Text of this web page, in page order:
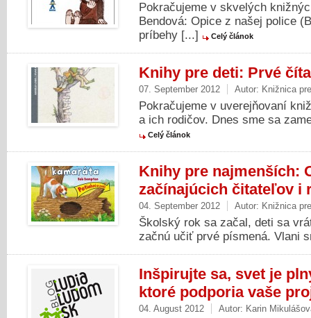
Pokračujeme v skvelých
Bendová: Opice z našej police
príbehy [...]
Celý článok
Knihy pre deti: Prvé
07. September 2012 Autor: Knižnica
Pokračujeme v uverejňovaní
a ich rodičov. Dnes sme sa
Celý článok
Knihy pre najmenších:
začínajúcich čitateľov i
04. September 2012 Autor: Knižnica
Školský rok sa začal, deti sa
začnú učiť prvé písmená. Vlani
Inšpirujte sa, svet je
ktoré podporia vaše
04. August 2012 Autor: Karin